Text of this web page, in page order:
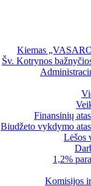
Kiemas
Šv. Kotrynos
Finansinių
Biudžeto vykdymo
Lėšos
1,2%
Komisijos